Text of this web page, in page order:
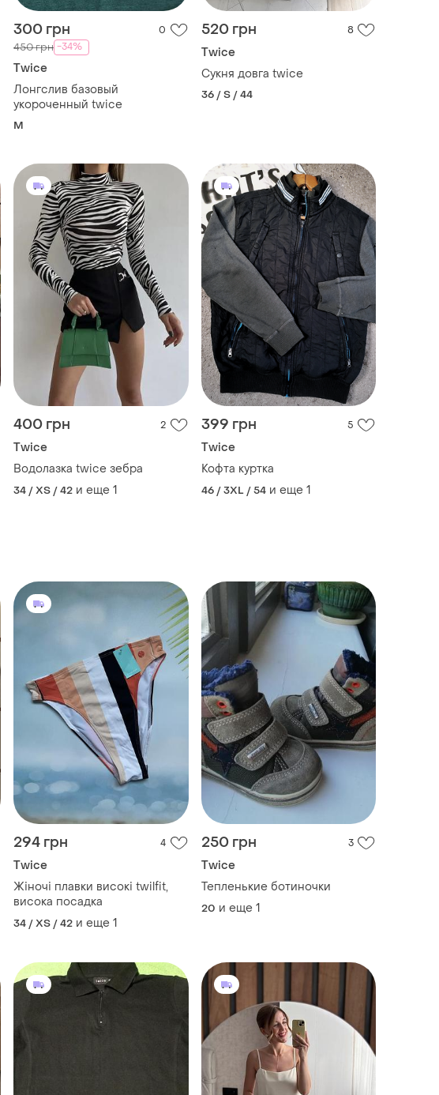
300 грн 0
450 грн -34%
Twice
Лонгслив базовый
укороченный twice
M
520 грн 8
Twice
Сукня довга twice
36 / S / 44
400 грн 2
Twice
Водолазка twice зебра
34 / XS / 42 и еще 1
399 грн 5
Twice
Кофта куртка
46 / 3XL / 54 и еще 1
294 грн 4
Twice
Жіночі плавки високі twilfit,
висока посадка
34 / XS / 42 и еще 1
250 грн 3
Twice
Тепленькие ботиночки
20 и еще 1